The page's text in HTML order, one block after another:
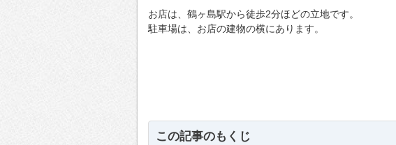
お店は、鶴ヶ島駅から徒歩2分ほどの立地です。
駐車場は、お店の建物の横にあります。
この記事のもくじ